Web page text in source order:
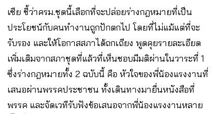
เซีย ชี้ว่าครม.ชุดนี้เลือกที่จะปล่อยร่างกฎหมายที่เป็น
ประโยชน์กับคนทำงานถูกปักตกไป โดยที่ไม่แม้แต่ที่จะ
รับรอง และให้โอกาสสภาได้ถกเถียง พูดคุยรายละเอียด
เพิ่มเติมจากสภาชุดที่แล้วที่เห็นชอบมีมติผ่านในวาระที่ 1
ซึ่งร่างกฎหมายทั้ง 2 ฉบับนี้ คือ หัวใจของพี่น้องแรงงานที่
เสนอผ่านพรรคประชาชน ทั้งเดินทางมายื่นหนังสือที่
พรรค และจัดเวทีรับฟังข้อเสนอจากพี่น้องแรงงานหลาย